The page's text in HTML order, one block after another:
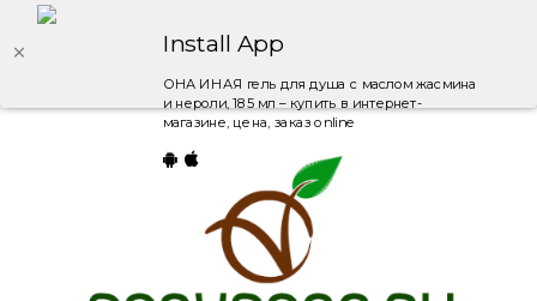
Install App
ОНА ИНАЯ гель для душа с маслом жасмина
и нероли, 185 мл – купить в интернет-
магазине, цена, заказ online